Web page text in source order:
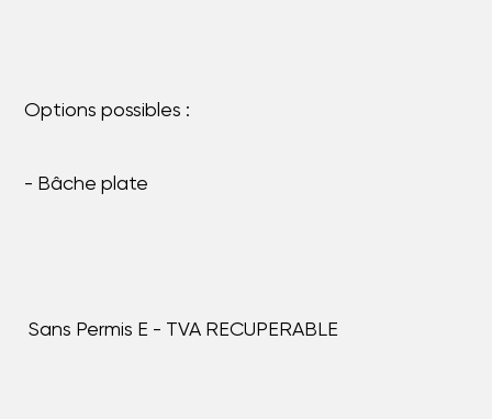
Options possibles :
- Bâche plate
Sans Permis E - TVA RECUPERABLE